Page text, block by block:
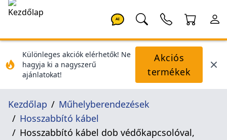
AI
Különleges akciók elérhetők! Ne
hagyja ki a nagyszerű
ajánlatokat!
Akciós
termékek
Kezdőlap
Műhelyberendezések
Hosszabbító kábel
Hosszabbító kábel dob védőkapcsolóval,